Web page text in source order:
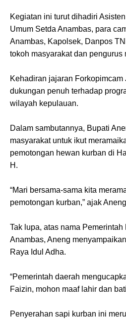
Kegiatan ini turut dihadiri
Umum Setda Anambas, para
Anambas, Kapolsek, Danpos
tokoh masyarakat dan pengurus
Kehadiran jajaran
dukungan penuh terhadap
wilayah kepulauan.
Dalam sambutannya, Bupati
masyarakat untuk ikut
pemotongan hewan kurban di
H.
“Mari bersama-sama kita
pemotongan kurban,” ajak
Tak lupa, atas nama
Anambas, Aneng
Raya Idul Adha.
“Pemerintah daerah
Faizin, mohon maaf lahir dan
Penyerahan sapi kurban ini